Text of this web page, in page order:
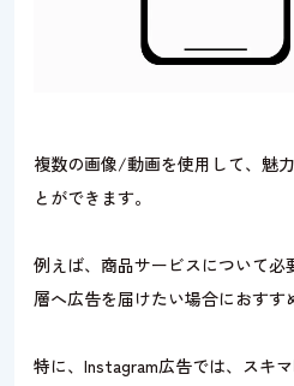
複数の画像/動画を使用して、魅
とができます。
例えば、商品サービスについて
層へ広告を届けたい場合におすす
特に、Instagram広告では、スキ